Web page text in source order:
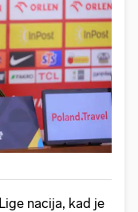
nacija, kad je